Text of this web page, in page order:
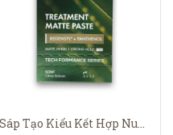
Sáp Tạo Kiểu Kết Hợp Nuôi Dưỡng Tóc Apestomen Treatment Matte Paste